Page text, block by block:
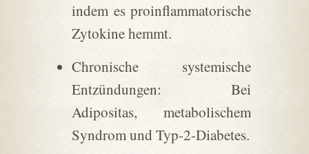
indem es proinflammatorische
Zytokine hemmt.
Chronische systemische
Entzündungen: Bei
Adipositas, metabolischem
Syndrom und Typ-2-Diabetes.